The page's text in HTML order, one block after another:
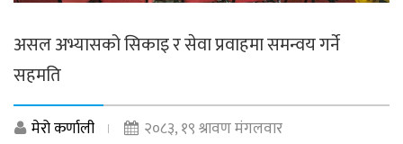
असल अभ्यासको सिकाइ र सेवा प्रवाहमा समन्वय गर्ने
सहमति
मेरो कर्णाली
२०८३, १९ श्रावण मंगलवार